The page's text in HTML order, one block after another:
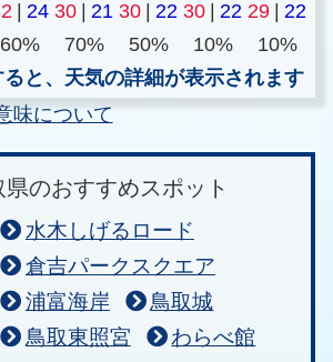
| 24 30 | 21 30 | 22 30 | 22 29 | 22
60% 70% 50% 10%
10%
ると、天気の詳細が表示されます
味について
県のおすすめスポット
水木しげるロード
倉吉パークスクエア
浦富海岸
鳥取城
鳥取東照宮 わらべ館